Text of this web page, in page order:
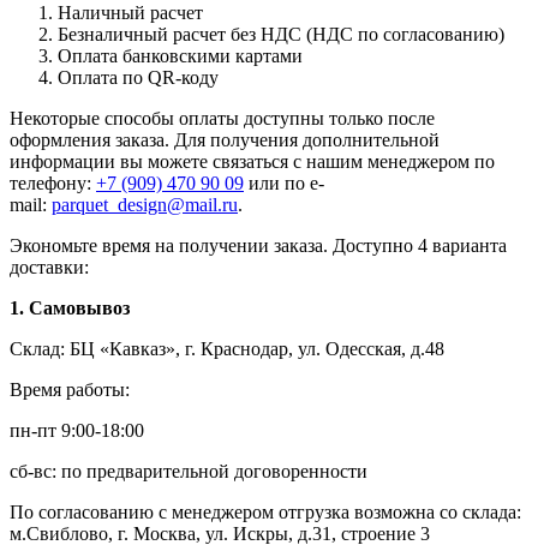
Наличный расчет
Безналичный расчет без НДС (НДС по согласованию)
Оплата банковскими картами
Оплата по QR-коду
Некоторые способы оплаты доступны только после
оформления заказа. Для получения дополнительной
информации вы можете связаться с нашим менеджером по
телефону: +7 (909) 470 90 09 или по e-
mail: parquet_design@mail.ru.
Экономьте время на получении заказа. Доступно 4 варианта
доставки:
1. Самовывоз
Склад: БЦ «Кавказ», г. Краснодар, ул. Одесская, д.48
Время работы:
пн-пт 9:00-18:00
сб-вс: по предварительной договоренности
По согласованию с менеджером отгрузка возможна со склада:
м.Свиблово, г. Москва, ул. Искры, д.31, строение 3